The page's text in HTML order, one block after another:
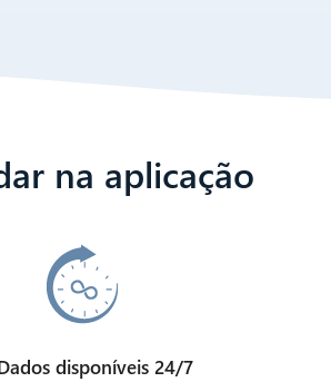
na aplicação
disponíveis 24/7